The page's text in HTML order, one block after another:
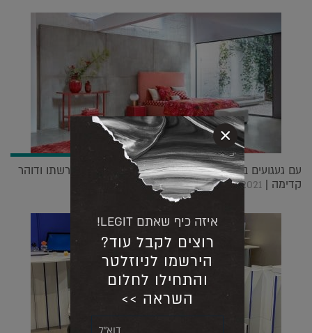
עם געגועים בלב: מותג הבית של קנזו ממשיך את מורשתו ודוהר
קדימה | 29.07.2021
איזה כיף שאתם LEGIT!
רוצים לקבל עוד?
הירשמו לניוזלטר
והתחילו לחלום
השראה >>
×